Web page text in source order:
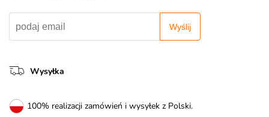
Wyślij
Wysyłka
100% realizacji zamówień i wysyłek z Polski.